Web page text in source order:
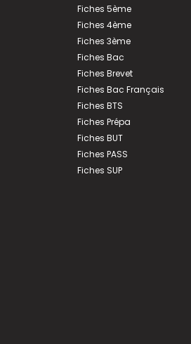
Fiches 5ème
Fiches 4ème
Fiches 3ème
Fiches Bac
Fiches Brevet
Fiches Bac Français
Fiches BTS
Fiches Prépa
Fiches BUT
Fiches PASS
Fiches SUP